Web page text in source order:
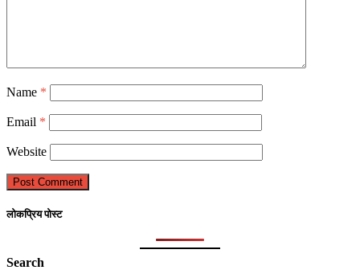
Name *
Email *
Website
लोकप्रिय पोस्ट
Search